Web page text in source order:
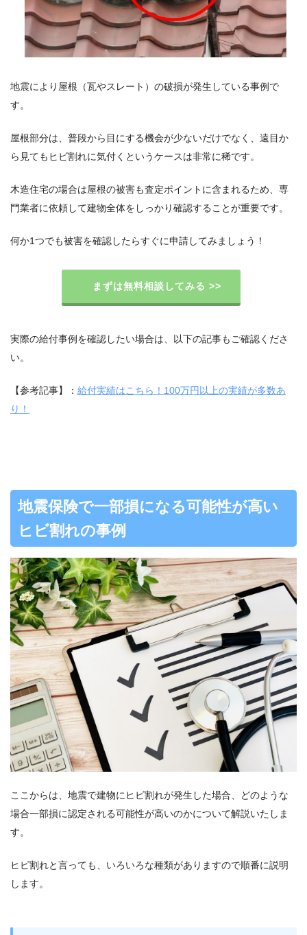
地震により屋根（瓦やスレート）の破損が発生している事例で
す。
屋根部分は、普段から目にする機会が少ないだけでなく、遠目か
ら見てもヒビ割れに気付くというケースは非常に稀です。
木造住宅の場合は屋根の被害も査定ポイントに含まれるため、専
門業者に依頼して建物全体をしっかり確認することが重要です。
何か1つでも被害を確認したらすぐに申請してみましょう！
まずは無料相談してみる >>
実際の給付事例を確認したい場合は、以下の記事もご確認くださ
い。
【参考記事】： 給付実績はこちら！100万円以上の実績が多数あ
り！
地震保険で一部損になる可能性が高い
ヒビ割れの事例
ここからは、地震で建物にヒビ割れが発生した場合、どのような
場合一部損に認定される可能性が高いのかについて解説いたしま
す。
ヒビ割れと言っても、いろいろな種類がありますので順番に説明
します。